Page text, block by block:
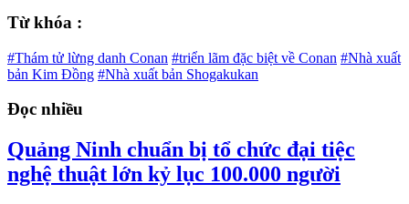
Từ khóa :
#Thám tử lừng danh Conan #triển lãm đặc biệt về Conan #Nhà xuất
bản Kim Đồng #Nhà xuất bản Shogakukan
Đọc nhiều
Quảng Ninh chuẩn bị tổ chức đại tiệc
nghệ thuật lớn kỷ lục 100.000 người